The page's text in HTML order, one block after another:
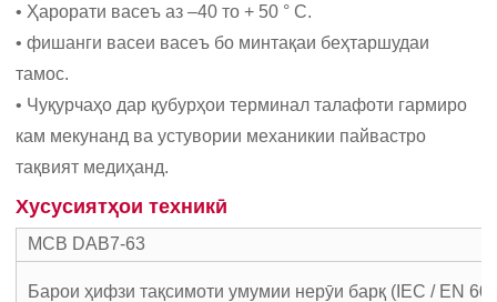
• Ҳарорати васеъ аз –40 то + 50 ° С.
• фишанги васеи васеъ бо минтақаи беҳтаршудаи
тамос.
• Чуқурчаҳо дар қубурҳои терминал талафоти гармиро
кам мекунанд ва устувории механикии пайвастро
тақвият медиҳанд.
Хусусиятҳои техникӣ
MCB DAB7-63
Барои ҳифзи тақсимоти умумии нерӯи барқ ​​(IEC / EN